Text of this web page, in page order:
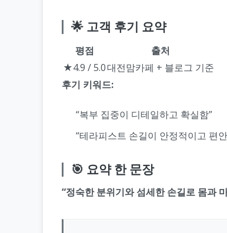
🌟 고객 후기 요약
평점
출처
★4.9 / 5.0대전맘카페 + 블로그 기준
후기 키워드:
“복부 집중이 디테일하고 확실함”
“테라피스트 손길이 안정적이고 편
🎯 요약 한 문장
“정숙한 분위기와 섬세한 손길로 몸과